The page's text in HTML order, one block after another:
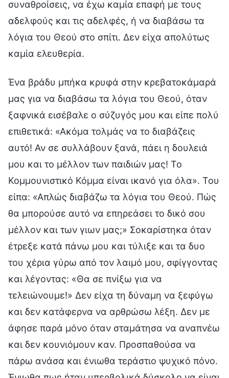
συναθροίσεις, να έχω καμία επαφή με τους
αδελφούς και τις αδελφές, ή να διαβάσω τα
λόγια του Θεού στο σπίτι. Δεν είχα απολύτως
καμία ελευθερία.
Ένα βράδυ μπήκα κρυφά στην κρεβατοκάμαρά
μας για να διαβάσω τα λόγια του Θεού, όταν
ξαφνικά εισέβαλε ο σύζυγός μου και είπε πολύ
επιθετικά: «Ακόμα τολμάς να το διαβάζεις
αυτό! Αν σε συλλάβουν ξανά, πάει η δουλειά
μου και το μέλλον των παιδιών μας! Το
Κομμουνιστικό Κόμμα είναι ικανό για όλα». Του
είπα: «Απλώς διαβάζω τα λόγια του Θεού. Πώς
θα μπορούσε αυτό να επηρεάσει το δικό σου
μέλλον και των γιων μας;» Σοκαρίστηκα όταν
έτρεξε κατά πάνω μου και τύλιξε και τα δυο
του χέρια γύρω από τον λαιμό μου, σφίγγοντας
και λέγοντας: «Θα σε πνίξω για να
τελειώνουμε!» Δεν είχα τη δύναμη να ξεφύγω
και δεν κατάφερνα να αρθρώσω λέξη. Δεν με
άφησε παρά μόνο όταν σταμάτησα να αναπνέω
και δεν κουνιόμουν καν. Προσπαθούσα να
πάρω ανάσα και ένιωθα τεράστιο ψυχικό πόνο.